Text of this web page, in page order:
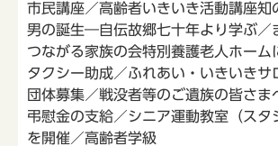
市民講座／高齢者いきいき活動講座
男の誕生―自伝故郷七十年より学ぶ／
つながる家族の会特別養護老人ホーム
タクシー助成／ふれあい・いきいきサ
団体募集／戦没者等のご遺族の皆さま
弔慰金の支給／シニア運動教室（スタ
を開催／高齢者学級